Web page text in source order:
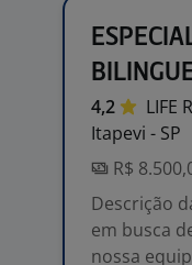
4,2 LIFE
Itapevi - SP
R$
Descrição
em busca
nossa